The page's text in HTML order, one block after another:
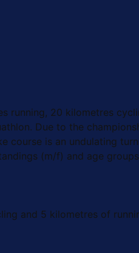
running, 20 kilometres
Due to the
is an undulating
(m/f) and age
and 5 kilometres of